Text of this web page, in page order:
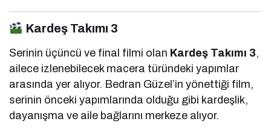
Kardeş Takımı 3
Serinin üçüncü ve final filmi olan Kardeş Takımı 3,
ailece izlenebilecek macera türündeki yapımlar
arasında yer alıyor. Bedran Güzel’in yönettiği film,
serinin önceki yapımlarında olduğu gibi kardeşlik,
dayanışma ve aile bağlarını merkeze alıyor.